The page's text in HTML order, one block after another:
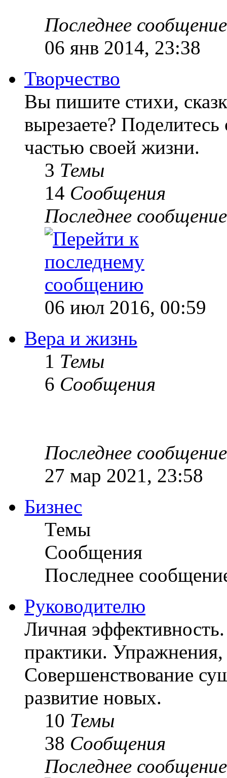
Последнее сообщение
06 янв 2014, 23:38
Творчество
Вы пишите стихи,
вырезаете?
частью своей жизни.
3 Темы
14 Сообщения
Последнее сообщение
06 июл 2016, 00:59
Вера и жизнь
1 Темы
6 Сообщения
Последнее сообщение
27 мар 2021, 23:58
Бизнес
Темы
Сообщения
Последнее
Руководителю
Личная
практики.
Совершенствование
развитие новых.
10 Темы
38 Сообщения
Последнее сообщение